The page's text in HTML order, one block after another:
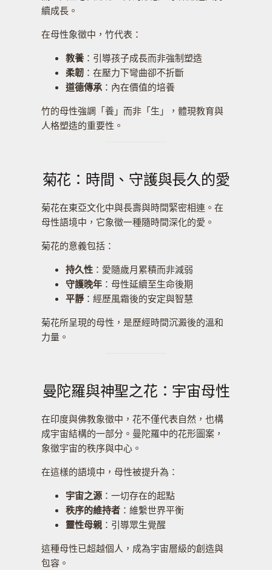
續成長。
在母性象徵中，竹代表：
教養 ：引導孩子成長而非強制塑造
柔韌 ：在壓力下彎曲卻不折斷
道德傳承 ：內在價值的培養
竹的母性強調「養」而非「生」，體現教育與
人格塑造的重要性。
菊花：時間、守護與長久的愛
菊花在東亞文化中與長壽與時間緊密相連。在
母性語境中，它象徵一種隨時間深化的愛。
菊花的意義包括：
持久性 ：愛隨歲月累積而非減弱
守護晚年 ：母性延續至生命後期
平靜 ：經歷風霜後的安定與智慧
菊花所呈現的母性，是歷經時間沉澱後的溫和
力量。
曼陀羅與神聖之花：宇宙母性
在印度與佛教象徵中，花不僅代表自然，也構
成宇宙結構的一部分。曼陀羅中的花形圖案，
象徵宇宙的秩序與中心。
在這樣的語境中，母性被提升為：
宇宙之源 ：一切存在的起點
秩序的維持者 ：維繫世界平衡
靈性母親：引導眾生覺醒
這種母性已超越個人，成為宇宙層級的創造與
包容。